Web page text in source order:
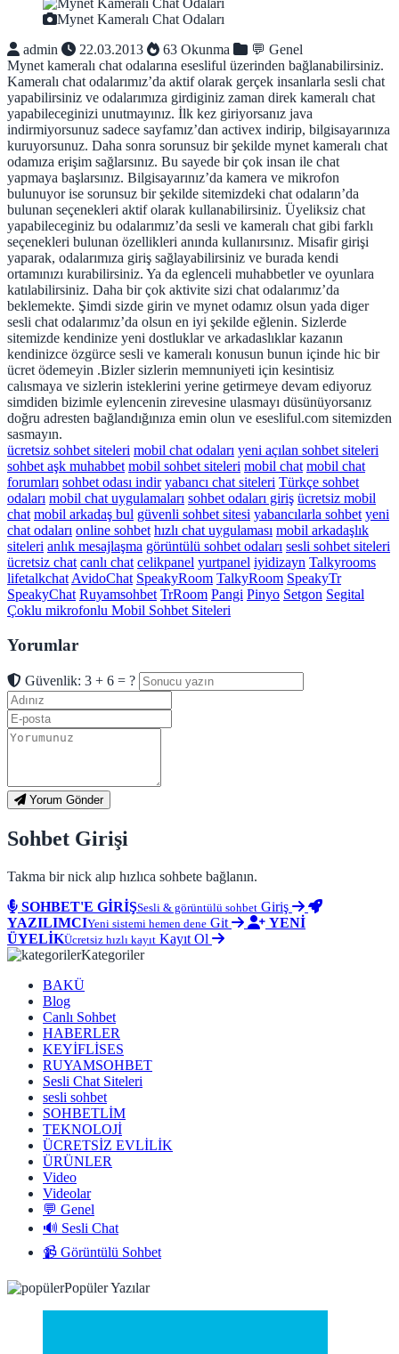
Mynet Kameralı Chat Odaları
admin
22.03.2013 63 Okunma
💬 Genel
Mynet kameralı chat odalarına esesliful üzerinden bağlanabilirsiniz.
Kameralı chat odalarımız’da aktif olarak gerçek insanlarla sesli chat
yapabilirsiniz ve odalarımıza girdiginiz zaman direk kameralı chat
yapabileceginizi unutmayınız. İlk kez giriyorsanız java
indirmiyorsunuz sadece sayfamız’dan activex indirip, bilgisayarınıza
kuruyorsunuz. Daha sonra sorunsuz bir şekilde mynet kameralı chat
odamıza erişim sağlarsınız. Bu sayede bir çok insan ile chat
yapmaya başlarsınız. Bilgisayarınız’da kamera ve mikrofon
bulunuyor ise sorunsuz bir şekilde sitemizdeki chat odaların’da
bulunan seçenekleri aktif olarak kullanabilirsiniz. Üyeliksiz chat
yapabileceginiz bu odalarımız’da sesli ve kameralı chat gibi farklı
seçenekleri bulunan özellikleri anında kullanırsınız. Misafir girişi
yaparak, odalarımıza giriş sağlayabilirsiniz ve burada kendi
ortamınızı kurabilirsiniz. Ya da eglenceli muhabbetler ve oyunlara
katılabilirsiniz. Daha bir çok aktivite sizi chat odalarımız’da
beklemekte. Şimdi sizde girin ve mynet odamız olsun yada diger
sesli chat odalarımız’da olsun en iyi şekilde eğlenin. Sizlerde
sitemizde kendinize yeni dostluklar ve arkadaslıklar kazanın
kendinizce özgürce sesli ve kameralı konusun bunun içinde hic bir
ücret ödemeyin .Bizler sizlerin memnuniyeti için kesintisiz
calısmaya ve sizlerin isteklerini yerine getirmeye devam ediyoruz
simdiden bizimle eylencenin zirevesine ulasmayı düsünüyorsanız
doğru adresten bağlandığınıza emin olun ve esesliful.com sitemizden
sasmayın.
ücretsiz sohbet siteleri mobil chat odaları yeni açılan sohbet siteleri
sohbet aşk muhabbet mobil sohbet siteleri mobil chat mobil chat
forumları sohbet odası indir yabancı chat siteleri Türkçe sohbet
odaları mobil chat uygulamaları sohbet odaları giriş ücretsiz mobil
chat mobil arkadaş bul güvenli sohbet sitesi yabancılarla sohbet yeni
chat odaları online sohbet hızlı chat uygulaması mobil arkadaşlık
siteleri anlık mesajlaşma görüntülü sohbet odaları sesli sohbet siteleri
ücretsiz chat canlı chat celikpanel yurtpanel iyidizayn Talkyrooms
lifetalkchat AvidoChat SpeakyRoom TalkyRoom SpeakyTr
SpeakyChat Ruyamsohbet TrRoom Pangi Pinyo Setgon Segital
Çoklu mikrofonlu Mobil Sohbet Siteleri
Yorumlar
Güvenlik: 3 + 6 = ?
Yorum Gönder
Sohbet Girişi
Takma bir nick alıp hızlıca sohbete bağlanın.
SOHBET'E GİRİŞSesli & görüntülü sohbet Giriş
YAZILIMCIYeni sistemi hemen dene Git
YENİ
ÜYELİKÜcretsiz hızlı kayıt Kayıt Ol
Kategoriler
BAKÜ
Blog
Canlı Sohbet
HABERLER
KEYİFLİSES
RUYAMSOHBET
Sesli Chat Siteleri
sesli sohbet
SOHBETLİM
TEKNOLOJİ
ÜCRETSİZ EVLİLİK
ÜRÜNLER
Video
Videolar
💬 Genel
🔊 Sesli Chat
📹 Görüntülü Sohbet
Popüler Yazılar